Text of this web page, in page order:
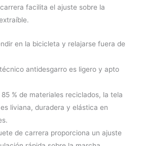
facilita el ajuste sobre la
en la bicicleta y relajarse fuera de
antidesgarro es ligero y apto
% de materiales reciclados, la tela
liviana, duradera y elástica en
de carrera proporciona un ajuste